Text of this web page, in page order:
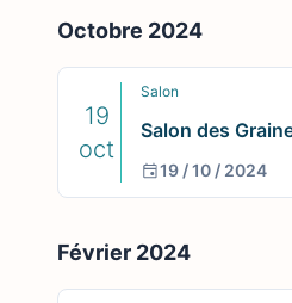
Octobre 2024
19
oct
Salon
Salon des
19 / 10 / 2024
Février 2024